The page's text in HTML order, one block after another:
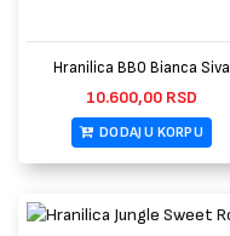
Hranilica BBO Bianca Siva
10.600,00 RSD
DODAJ U KORPU